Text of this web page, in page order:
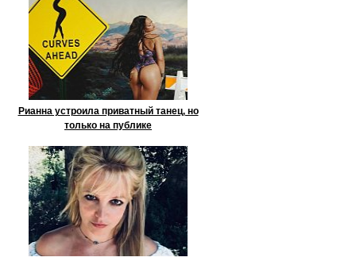
Рианна устроила приватный танец, но
только на публике